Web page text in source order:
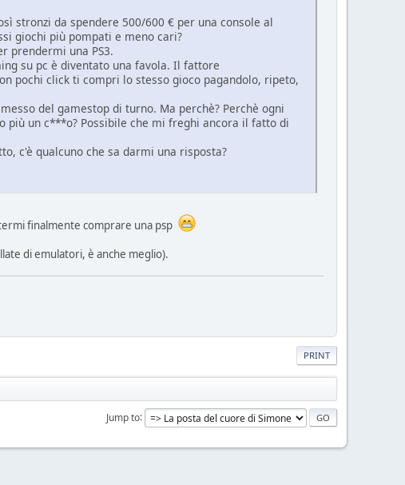
stronzi da spendere 500/600 € per una console al
giochi più pompati e meno cari?
prendermi una PS3.
su pc è diventato una favola. Il fattore
pochi click ti compri lo stesso gioco pagandolo, ripeto,
del gamestop di turno. Ma perchè? Perchè ogni
più un c***o? Possibile che mi freghi ancora il fatto di
c'è qualcuno che sa darmi una risposta?
finalmente comprare una psp
di emulatori, è anche meglio).
PRINT
Jump to